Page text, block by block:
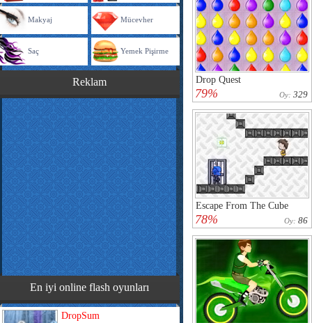
Makyaj Mücevher
Saç Yemek Pişirme
Reklam
En iyi online flash oyunları
DropSum
Drop Quest
79% Oy: 329
Escape From The Cube
78% Oy: 86